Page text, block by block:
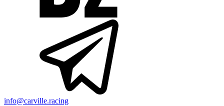
info@carville.racing